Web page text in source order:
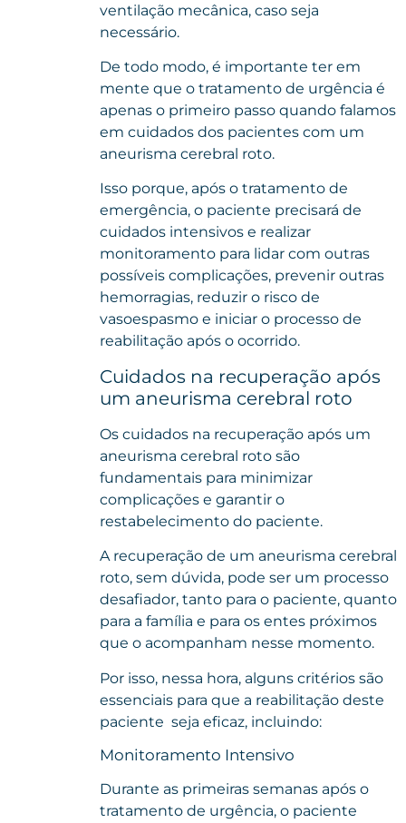
ventilação mecânica, caso seja
necessário.
De todo modo, é importante ter em
mente que o tratamento de urgência é
apenas o primeiro passo quando falamos
em cuidados dos pacientes com um
aneurisma cerebral roto.
Isso porque, após o tratamento de
emergência, o paciente precisará de
cuidados intensivos e realizar
monitoramento para lidar com outras
possíveis complicações, prevenir outras
hemorragias, reduzir o risco de
vasoespasmo e iniciar o processo de
reabilitação após o ocorrido.
Cuidados na recuperação após
um aneurisma cerebral roto
Os cuidados na recuperação após um
aneurisma cerebral roto são
fundamentais para minimizar
complicações e garantir o
restabelecimento do paciente.
A recuperação de um aneurisma cerebral
roto, sem dúvida, pode ser um processo
desafiador, tanto para o paciente, quanto
para a família e para os entes próximos
que o acompanham nesse momento.
Por isso, nessa hora, alguns critérios são
essenciais para que a reabilitação deste
paciente seja eficaz, incluindo:
Monitoramento Intensivo
Durante as primeiras semanas após o
tratamento de urgência, o paciente